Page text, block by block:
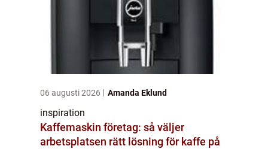
06 augusti 2026 Amanda Eklund
inspiration
Kaffemaskin företag: så väljer
arbetsplatsen rätt lösning för kaffe på